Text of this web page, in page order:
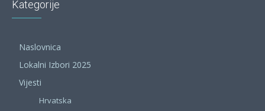
Kategorije
Naslovnica
Lokalni Izbori 2025
Vijesti
Hrvatska